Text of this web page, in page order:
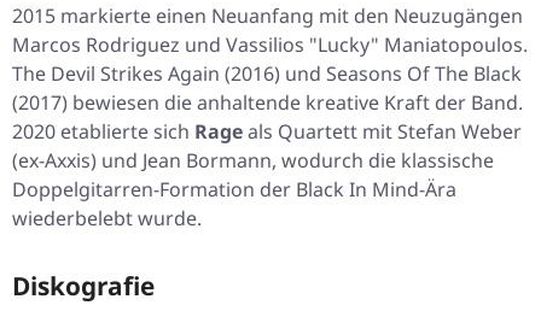
2015 markierte einen Neuanfang mit den Neuzugängen
Marcos Rodriguez und Vassilios "Lucky" Maniatopoulos.
The Devil Strikes Again (2016) und Seasons Of The Black
(2017) bewiesen die anhaltende kreative Kraft der Band.
2020 etablierte sich Rageals Quartett mit Stefan Weber
(ex-Axxis) und Jean Bormann, wodurch die klassische
Doppelgitarren-Formation der Black In Mind-Ära
wiederbelebt wurde.
Diskografie